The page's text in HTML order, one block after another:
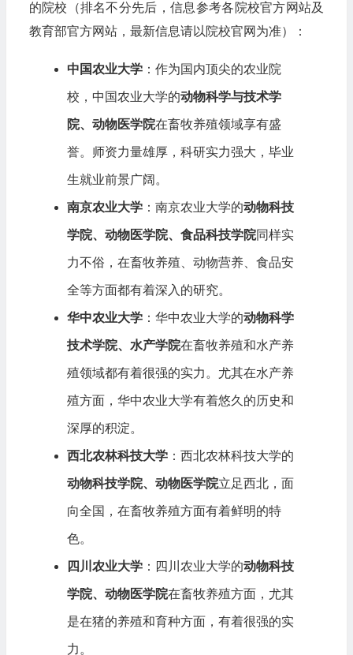
的院校（排名不分先后，信息参考各院校官方网站及
教育部官方网站，最新信息请以院校官网为准）：
中国农业大学：作为国内顶尖的农业院
校，中国农业大学的动物科学与技术学
院、动物医学院在畜牧养殖领域享有盛
誉。师资力量雄厚，科研实力强大，毕业
生就业前景广阔。
南京农业大学：南京农业大学的动物科技
学院、动物医学院、食品科技学院同样实
力不俗，在畜牧养殖、动物营养、食品安
全等方面都有着深入的研究。
华中农业大学：华中农业大学的动物科学
技术学院、水产学院在畜牧养殖和水产养
殖领域都有着很强的实力。尤其在水产养
殖方面，华中农业大学有着悠久的历史和
深厚的积淀。
西北农林科技大学：西北农林科技大学的
动物科技学院、动物医学院立足西北，面
向全国，在畜牧养殖方面有着鲜明的特
色。
四川农业大学：四川农业大学的动物科技
学院、动物医学院在畜牧养殖方面，尤其
是在猪的养殖和育种方面，有着很强的实
力。